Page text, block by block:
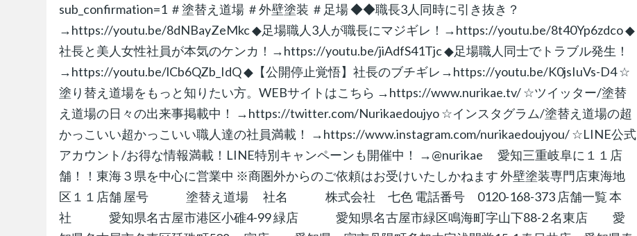
sub_confirmation=1 ＃塗替え道場 ＃外壁塗装 ＃足場 ◆◆職長3人同時に引き抜き？
→https://youtu.be/8dNBayZeMkc ◆足場職人3人が職長にマジギレ！→https://youtu.be/8t40Yp6zdco ◆
社長と美人女性社員が本気のケンカ！→https://youtu.be/jiAdfS41Tjc ◆足場職人同士でトラブル発生！
→https://youtu.be/lCb6QZb_IdQ ◆【公開停止覚悟】社長のブチギレ→https://youtu.be/K0jsIuVs-D4 ☆
塗り替え道場をもっと知りたい方。WEBサイトはこちら →https://www.nurikae.tv/ ☆ツイッター/塗替
え道場の日々の出来事掲載中！ →https://twitter.com/Nurikaedoujyo ☆インスタグラム/塗替え道場の超
かっこいい超かっこいい職人達の社員満載！ →https://www.instagram.com/nurikaedoujyou/ ☆LINE公式
アカウント/お得な情報満載！LINE特別キャンペーンも開催中！ →@nurikae 愛知三重岐阜に１１店
舗！！東海３県を中心に営業中 ※商圏外からのご依頼はお受けいたしかねます 外壁塗装専門店東海地
区１１店舗 屋号 塗替え道場 社名 株式会社 七色 電話番号 0120-168-373 店舗一覧 本
社 愛知県名古屋市港区小碓4-99 緑店 愛知県名古屋市緑区鳴海町字山下88-2 名東店 愛